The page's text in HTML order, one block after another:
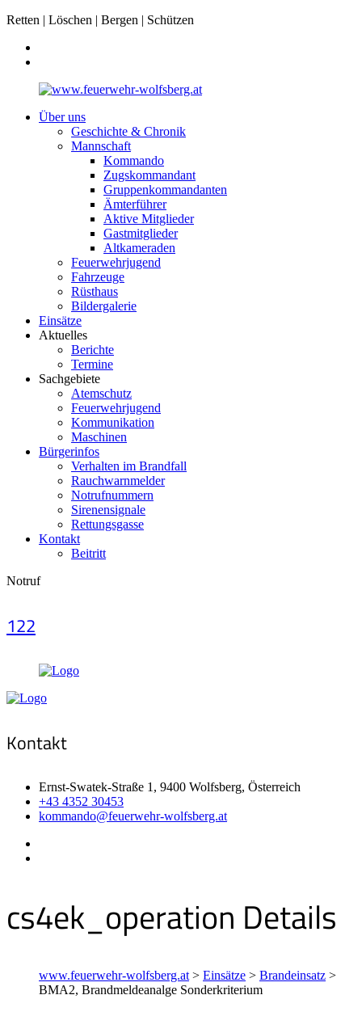
Retten | Löschen | Bergen | Schützen
Über uns
Geschichte & Chronik
Mannschaft
Kommando
Zugskommandant
Gruppenkommandanten
Ämterführer
Aktive Mitglieder
Gastmitglieder
Altkameraden
Feuerwehrjugend
Fahrzeuge
Rüsthaus
Bildergalerie
Einsätze
Aktuelles
Berichte
Termine
Sachgebiete
Atemschutz
Feuerwehrjugend
Kommunikation
Maschinen
Bürgerinfos
Verhalten im Brandfall
Rauchwarnmelder
Notrufnummern
Sirenensignale
Rettungsgasse
Kontakt
Beitritt
Notruf
122
Kontakt
Ernst-Swatek-Straße 1, 9400 Wolfsberg, Österreich
+43 4352 30453
kommando@feuerwehr-wolfsberg.at
cs4ek_operation Details
www.feuerwehr-wolfsberg.at > Einsätze > Brandeinsatz >
BMA2, Brandmeldeanalge Sonderkriterium